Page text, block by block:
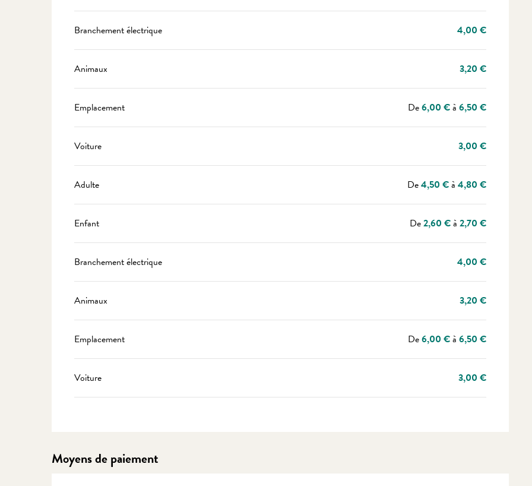
Branchement électrique 4,00 €
Animaux 3,20 €
Emplacement De6,00 €à6,50 €
Voiture 3,00 €
Adulte De4,50 €à4,80 €
Enfant De2,60 €à2,70 €
Branchement électrique 4,00 €
Animaux 3,20 €
Emplacement De6,00 €à6,50 €
Voiture 3,00 €
Moyens de paiement